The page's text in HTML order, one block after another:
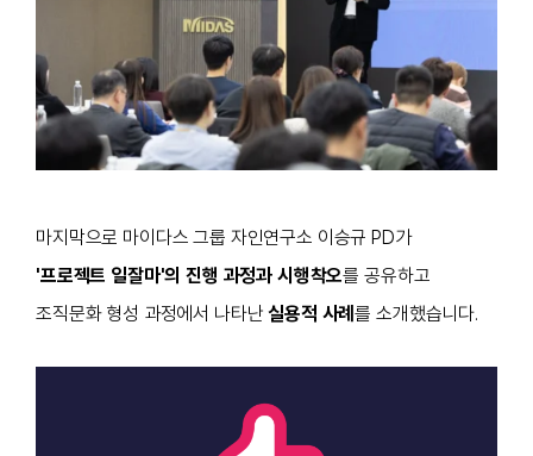
마지막으로 마이다스 그룹 자인연구소 이승규 PD가
'프로젝트 일잘마'의 진행 과정과 시행착오를 공유하고
조직문화 형성 과정에서 나타난실용적 사례를 소개했습니다.